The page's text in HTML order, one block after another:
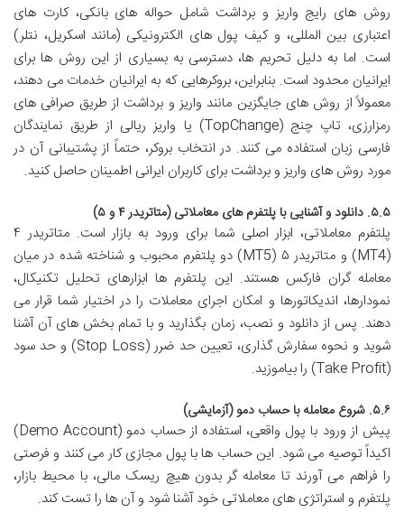
روش های رایج واریز و برداشت شامل حواله های بانکی، کارت های
اعتباری بین المللی، و کیف پول های الکترونیکی (مانند اسکریل، نتلر)
است. اما به دلیل تحریم ها، دسترسی به بسیاری از این روش ها برای
ایرانیان محدود است. بنابراین، بروکرهایی که به ایرانیان خدمات می دهند،
معمولاً از روش های جایگزین مانند واریز و برداشت از طریق صرافی های
رمزارزی، تاپ چنج (TopChange) یا واریز ریالی از طریق نمایندگان
فارسی زبان استفاده می کنند. در انتخاب بروکر، حتماً از پشتیبانی آن در
مورد روش های واریز و برداشت برای کاربران ایرانی اطمینان حاصل کنید.
۵.۵. دانلود و آشنایی با پلتفرم های معاملاتی (متاتریدر ۴ و ۵)
پلتفرم معاملاتی، ابزار اصلی شما برای ورود به بازار است. متاتریدر ۴
(MT4) و متاتریدر ۵ (MT5) دو پلتفرم محبوب و شناخته شده در میان
معامله گران فارکس هستند. این پلتفرم ها ابزارهای تحلیل تکنیکال،
نمودارها، اندیکاتورها و امکان اجرای معاملات را در اختیار شما قرار می
دهند. پس از دانلود و نصب، زمان بگذارید و با تمام بخش های آن آشنا
شوید و نحوه سفارش گذاری، تعیین حد ضرر (Stop Loss) و حد سود
(Take Profit) را بیاموزید.
۵.۶. شروع معامله با حساب دمو (آزمایشی)
پیش از ورود با پول واقعی، استفاده از حساب دمو (Demo Account)
اکیداً توصیه می شود. این حساب ها با پول مجازی کار می کنند و فرصتی
را فراهم می آورند تا معامله گر بدون هیچ ریسک مالی، با محیط بازار،
پلتفرم و استراتژی های معاملاتی خود آشنا شود و آن ها را تست کند.